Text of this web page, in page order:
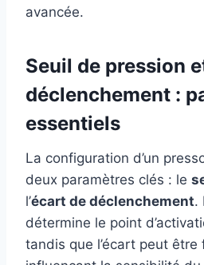
avancée.
Seuil de pression
déclenchement :
essentiels
La configuration d’un
deux paramètres clés : le
l’écart de déclenchement.
détermine le point
tandis que l’écart peut être